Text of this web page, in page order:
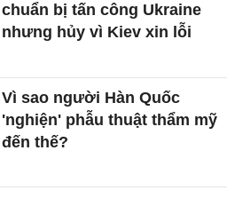
chuẩn bị tấn công Ukraine
nhưng hủy vì Kiev xin lỗi
Vì sao người Hàn Quốc
'nghiện' phẫu thuật thẩm mỹ
đến thế?